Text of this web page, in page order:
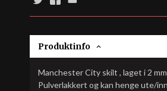
Produktinfo
Manchester City skilt , laget i 2
Pulverlakkert og kan henge ute/